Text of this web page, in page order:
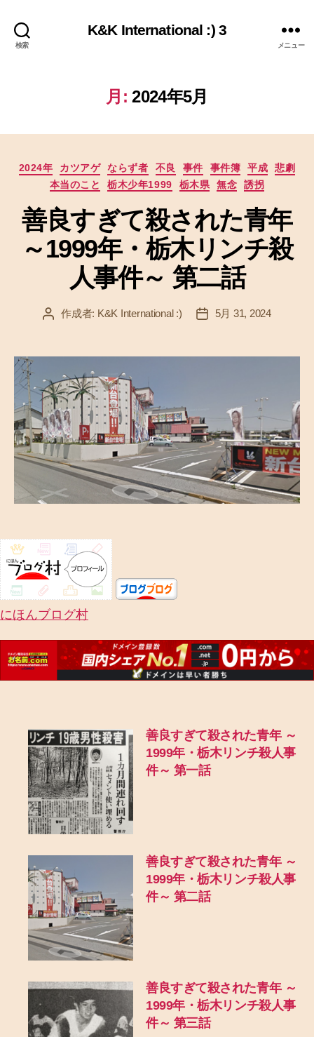
検索
K&K International :) 3
メニュー
月: 2024年5月
カ
テ
リ
ー
2024年 カツアゲ ならず者 不良 事件 事件簿 平成
悲劇
本当のこと
栃木少年1999 栃木県 無念 誘拐
善良すぎて殺された青年
～1999年・栃木リンチ殺
人事件～ 第二話
投 作成者: K&K International :)
投
5月 31, 2024
にほんブログ村
善良すぎて殺された青年 ～
1999年・栃木リンチ殺人事
件～ 第一話
善良すぎて殺された青年 ～
1999年・栃木リンチ殺人事
件～ 第二話
善良すぎて殺された青年 ～
1999年・栃木リンチ殺人事
件～ 第三話